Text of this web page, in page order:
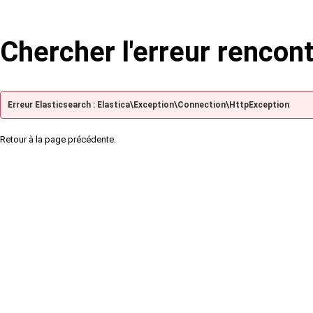
Chercher l'erreur
Erreur Elasticsearch : Elastica\Exception\Connection\HttpException
Retour à la page précédente.